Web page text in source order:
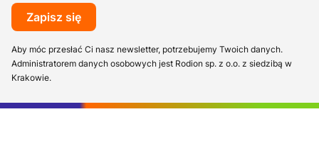
Zapisz się
Aby móc przesłać Ci nasz newsletter, potrzebujemy Twoich danych.
Administratorem danych osobowych jest Rodion sp. z o.o. z siedzibą w
Krakowie.